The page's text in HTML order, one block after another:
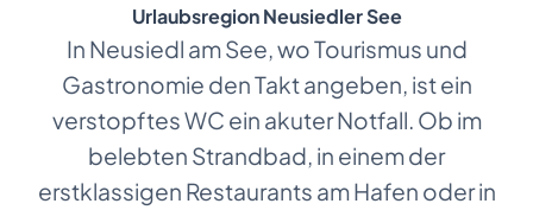
Urlaubsregion Neusiedler See
In Neusiedl am See, wo Tourismus und
Gastronomie den Takt angeben, ist ein
verstopftes WC ein akuter Notfall. Ob im
belebten Strandbad, in einem der
erstklassigen Restaurants am Hafen oder in